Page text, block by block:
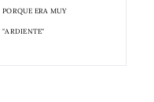
PORQUE ERA MUY
"ARDIENTE"